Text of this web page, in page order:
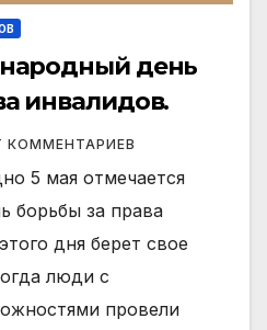
день
инвалидов.
КОММЕНТАРИЕВ
5 мая отмечается
борьбы за права
дня берет свое
люди с
провели